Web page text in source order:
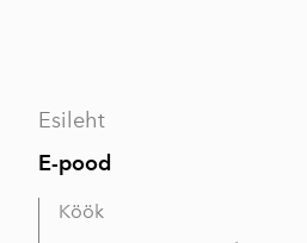
Esileht
E-pood
Köök